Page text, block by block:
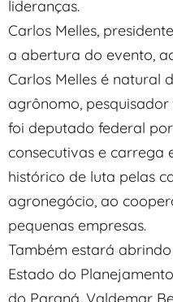
lideranças.
Carlos Melles,
a abertura do evento,
Carlos Melles é natural
agrônomo,
foi deputado federal
consecutivas e carrega
histórico de luta pelas
agronegócio, ao
pequenas empresas.
Também estará
Estado do
do Paraná, Valdemar